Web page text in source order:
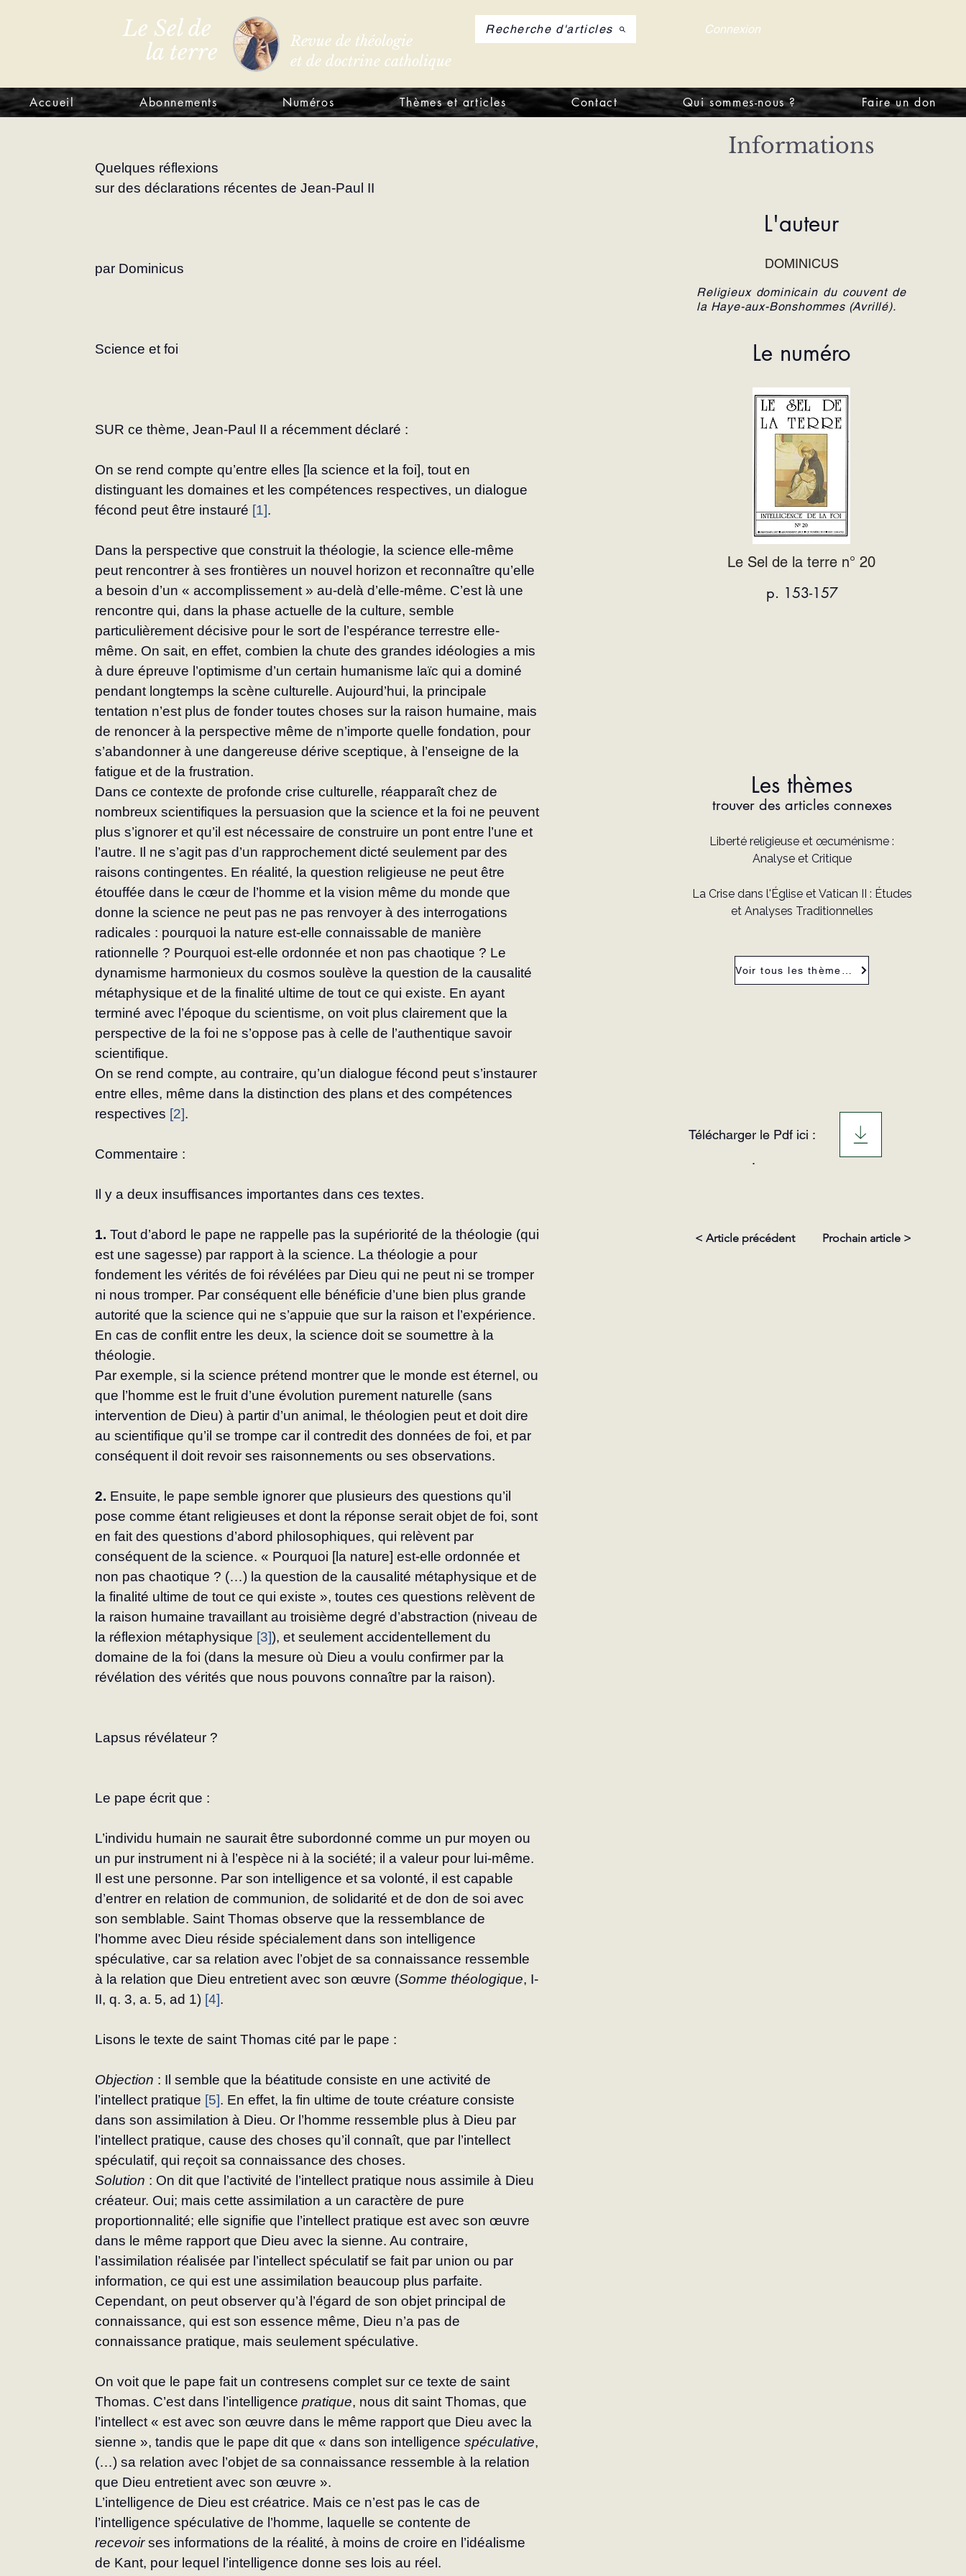
Le Sel de
la terre
Revue de théologie
et de doctrine catholique
Recherche d'articles Connexion
Accueil Abonnements Numéros Thèmes et articles Contact Qui sommes-nous ? Faire un don
Quelques réflexions
sur des déclarations récentes de Jean-Paul II
par Dominicus
Science et foi
SUR ce thème, Jean-Paul II a récemment déclaré :
On se rend compte qu’entre elles [la science et la foi], tout en
distinguant les domaines et les compétences respectives, un dialogue
fécond peut être instauré [1].
Dans la perspective que construit la théologie, la science elle-même
peut rencontrer à ses frontières un nouvel horizon et reconnaître qu’elle
a besoin d’un « accomplissement » au-delà d’elle-même. C’est là une
rencontre qui, dans la phase actuelle de la culture, semble
particulièrement décisive pour le sort de l’espérance terrestre elle-
même. On sait, en effet, combien la chute des grandes idéologies a mis
à dure épreuve l’optimisme d’un certain humanisme laïc qui a dominé
pendant longtemps la scène culturelle. Aujourd’hui, la principale
tentation n’est plus de fonder toutes choses sur la raison humaine, mais
de renoncer à la perspective même de n’importe quelle fondation, pour
s’abandonner à une dangereuse dérive sceptique, à l’enseigne de la
fatigue et de la frustration.
Dans ce contexte de profonde crise culturelle, réapparaît chez de
nombreux scientifiques la persuasion que la science et la foi ne peuvent
plus s’ignorer et qu’il est nécessaire de construire un pont entre l’une et
l’autre. Il ne s’agit pas d’un rapprochement dicté seulement par des
raisons contingentes. En réalité, la question religieuse ne peut être
étouffée dans le cœur de l’homme et la vision même du monde que
donne la science ne peut pas ne pas renvoyer à des interrogations
radicales : pourquoi la nature est-elle connaissable de manière
rationnelle ? Pourquoi est-elle ordonnée et non pas chaotique ? Le
dynamisme harmonieux du cosmos soulève la question de la causalité
métaphysique et de la finalité ultime de tout ce qui existe. En ayant
terminé avec l’époque du scientisme, on voit plus clairement que la
perspective de la foi ne s’oppose pas à celle de l’authentique savoir
scientifique.
On se rend compte, au contraire, qu’un dialogue fécond peut s’instaurer
entre elles, même dans la distinction des plans et des compétences
respectives [2].
Commentaire :
Il y a deux insuffisances importantes dans ces textes.
1. Tout d’abord le pape ne rappelle pas la supériorité de la théologie (qui
est une sagesse) par rapport à la science. La théologie a pour
fondement les vérités de foi révélées par Dieu qui ne peut ni se tromper
ni nous tromper. Par conséquent elle bénéficie d’une bien plus grande
autorité que la science qui ne s’appuie que sur la raison et l’expérience.
En cas de conflit entre les deux, la science doit se soumettre à la
théologie.
Par exemple, si la science prétend montrer que le monde est éternel, ou
que l’homme est le fruit d’une évolution purement naturelle (sans
intervention de Dieu) à partir d’un animal, le théologien peut et doit dire
au scientifique qu’il se trompe car il contredit des données de foi, et par
conséquent il doit revoir ses raisonnements ou ses observations.
2. Ensuite, le pape semble ignorer que plusieurs des questions qu’il
pose comme étant religieuses et dont la réponse serait objet de foi, sont
en fait des questions d’abord philosophiques, qui relèvent par
conséquent de la science. « Pourquoi [la nature] est-elle ordonnée et
non pas chaotique ? (…) la question de la causalité métaphysique et de
la finalité ultime de tout ce qui existe », toutes ces questions relèvent de
la raison humaine travaillant au troisième degré d’abstraction (niveau de
la réflexion métaphysique [3]), et seulement accidentellement du
domaine de la foi (dans la mesure où Dieu a voulu confirmer par la
révélation des vérités que nous pouvons connaître par la raison).
Lapsus révélateur ?
Le pape écrit que :
L’individu humain ne saurait être subordonné comme un pur moyen ou
un pur instrument ni à l’espèce ni à la société; il a valeur pour lui-même.
Il est une personne. Par son intelligence et sa volonté, il est capable
d’entrer en relation de communion, de solidarité et de don de soi avec
son semblable. Saint Thomas observe que la ressemblance de
l’homme avec Dieu réside spécialement dans son intelligence
spéculative, car sa relation avec l’objet de sa connaissance ressemble
à la relation que Dieu entretient avec son œuvre (Somme théologique, I-
II, q. 3, a. 5, ad 1) [4].
Lisons le texte de saint Thomas cité par le pape :
Objection : Il semble que la béatitude consiste en une activité de
l’intellect pratique [5]. En effet, la fin ultime de toute créature consiste
dans son assimilation à Dieu. Or l’homme ressemble plus à Dieu par
l’intellect pratique, cause des choses qu’il connaît, que par l’intellect
spéculatif, qui reçoit sa connaissance des choses.
Solution : On dit que l’activité de l’intellect pratique nous assimile à Dieu
créateur. Oui; mais cette assimilation a un caractère de pure
proportionnalité; elle signifie que l’intellect pratique est avec son œuvre
dans le même rapport que Dieu avec la sienne. Au contraire,
l’assimilation réalisée par l’intellect spéculatif se fait par union ou par
information, ce qui est une assimilation beaucoup plus parfaite.
Cependant, on peut observer qu’à l’égard de son objet principal de
connaissance, qui est son essence même, Dieu n’a pas de
connaissance pratique, mais seulement spéculative.
On voit que le pape fait un contresens complet sur ce texte de saint
Thomas. C’est dans l’intelligence pratique, nous dit saint Thomas, que
l’intellect « est avec son œuvre dans le même rapport que Dieu avec la
sienne », tandis que le pape dit que « dans son intelligence spéculative,
(…) sa relation avec l’objet de sa connaissance ressemble à la relation
que Dieu entretient avec son œuvre ».
L’intelligence de Dieu est créatrice. Mais ce n’est pas le cas de
l’intelligence spéculative de l’homme, laquelle se contente de
recevoir ses informations de la réalité, à moins de croire en l’idéalisme
de Kant, pour lequel l’intelligence donne ses lois au réel.
Informations
L'auteur
DOMINICUS
Religieux dominicain du couvent de
la Haye-aux-Bonshommes (Avrillé).
Le numéro
Le Sel de la terre n° 20
p. 153-157
Les thèmes
trouver des articles connexes
Liberté religieuse et œcuménisme :
Analyse et Critique
La Crise dans l'Église et Vatican II : Études
et Analyses Traditionnelles
Télécharger le Pdf ici :
.
< Article précédent Prochain article >